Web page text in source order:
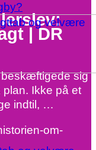
| DR
sig
Ikke på et
indtil, …
om-